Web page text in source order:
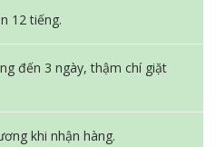
12 tiếng.
đến 3 ngày, thậm chí giặt
khi nhận hàng.